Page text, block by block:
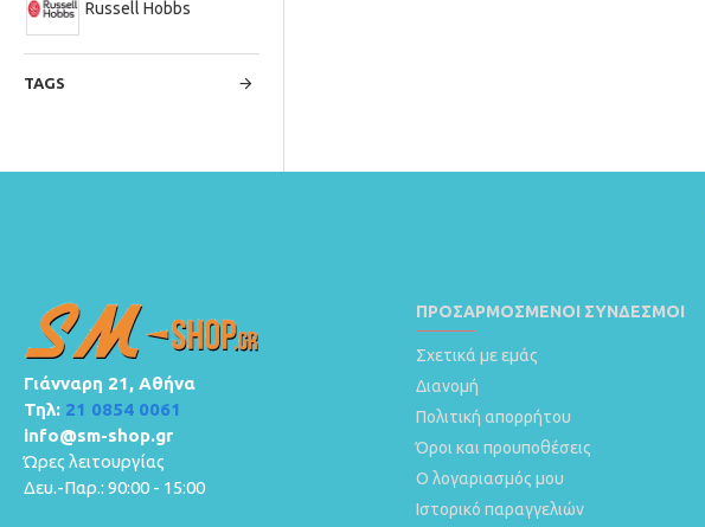
Russell Hobbs
TAGS
Γιάνναρη 21, Αθήνα
Τηλ: 21 0854 0061
info@sm-shop.gr
Ώρες λειτουργίας
Δευ.-Παρ.: 90:00 - 15:00
ΠΡΟΣΑΡΜΟΣΜΈΝΟΙ ΣΎΝΔΕΣΜΟΙ
Σχετικά με εμάς
Διανομή
Πολιτική απορρήτου
Όροι και προυποθέσεις
Ο λογαριασμός μου
Ιστορικό παραγγελιών